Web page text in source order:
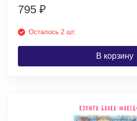
795 ₽
Осталось 2 шт.
В корзину